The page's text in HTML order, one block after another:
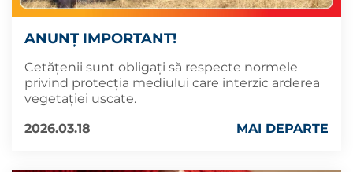
ANUNȚ IMPORTANT!
Cetățenii sunt obligați să respecte normele
privind protecția mediului care interzic arderea
vegetației uscate.
2026.03.18
MAI DEPARTE